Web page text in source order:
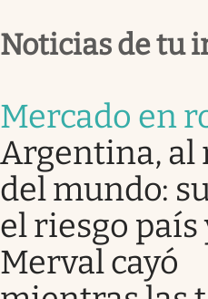
Noticias de tu
Mercado en
Argentina, al
del mundo:
el riesgo país
Merval cayó